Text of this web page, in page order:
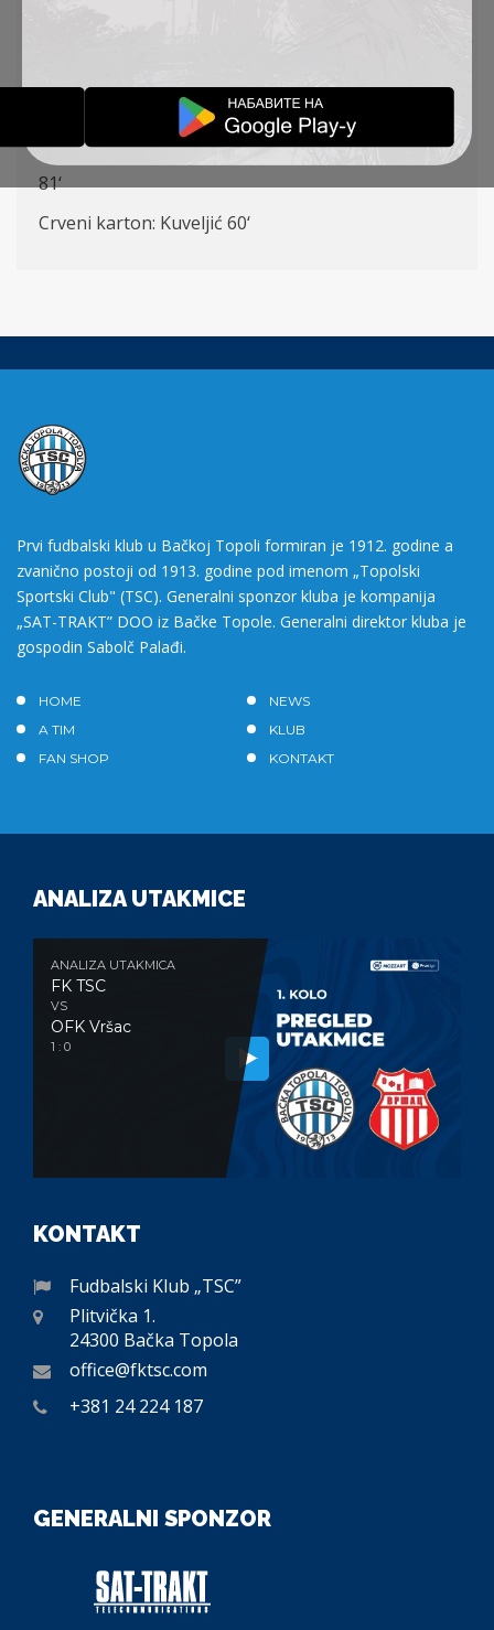
Strelci: Đakovac 47‘,Ćirković61‘
Žuti kartoni: Kuveljić 30‘,Radin 50‘,Šoš75‘,Krstić
81‘
Crveni karton: Kuveljić 60‘
Prvi fudbalski klub u Bačkoj Topoli formiran je 1912. godine a
zvanično postoji od 1913. godine pod imenom „Topolski
Sportski Club" (TSC). Generalni sponzor kluba je kompanija
„SAT-TRAKT” DOO iz Bačke Topole. Generalni direktor kluba je
gospodin Sabolč Palađi.
HOME
NEWS
A TIM
KLUB
FAN SHOP
KONTAKT
ANALIZA UTAKMICE
ANALIZA UTAKMICA
FK TSC
VS
OFK Vršac
1 : 0
KONTAKT
Fudbalski Klub „TSC”
Plitvička 1.
24300 Bačka Topola
office@fktsc.com
+381 24 224 187
GENERALNI SPONZOR